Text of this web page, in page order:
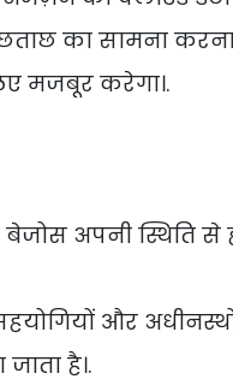
का सामना
मजबूर करेगा।.
अपनी स्थिति
और
है।.